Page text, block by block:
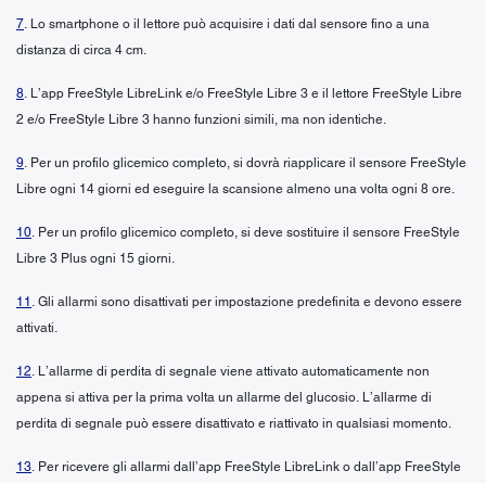
7. Lo smartphone o il lettore può acquisire i dati dal sensore fino a una
distanza di circa 4 cm.
8. L’app FreeStyle LibreLink e/o FreeStyle Libre 3 e il lettore FreeStyle Libre
2 e/o FreeStyle Libre 3 hanno funzioni simili, ma non identiche.
9. Per un profilo glicemico completo, si dovrà riapplicare il sensore FreeStyle
Libre ogni 14 giorni ed eseguire la scansione almeno una volta ogni 8 ore.
10. Per un profilo glicemico completo, si deve sostituire il sensore FreeStyle
Libre 3 Plus ogni 15 giorni.
11 . Gli allarmi sono disattivati per impostazione predefinita e devono essere
attivati.
12. L’allarme di perdita di segnale viene attivato automaticamente non
appena si attiva per la prima volta un allarme del glucosio. L’allarme di
perdita di segnale può essere disattivato e riattivato in qualsiasi momento.
13. Per ricevere gli allarmi dall’app FreeStyle LibreLink o dall’app FreeStyle